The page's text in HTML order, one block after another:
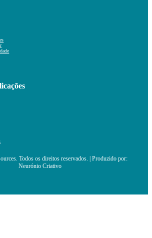
Todos os direitos reservados. | Produzido por:
Neurónio Criativo